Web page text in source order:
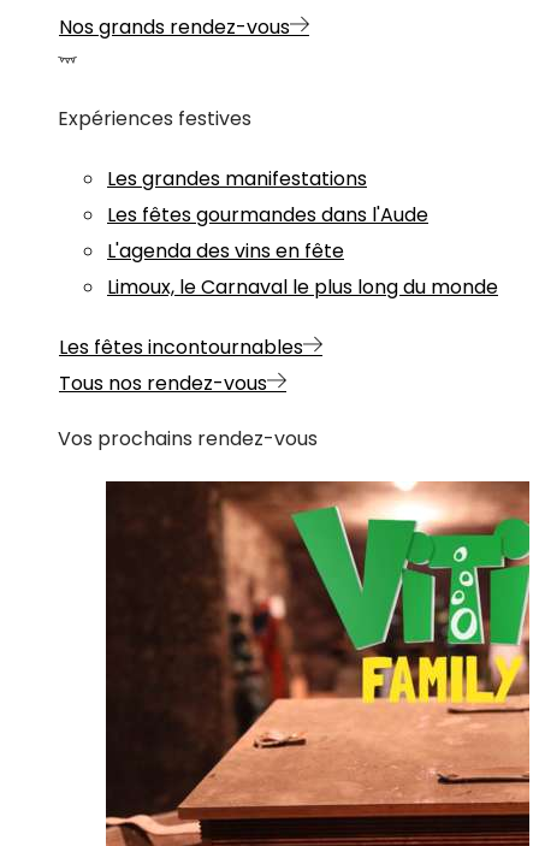
Nos grands rendez-vous
Expériences festives
Les grandes manifestations
Les fêtes gourmandes dans l'Aude
L'agenda des vins en fête
Limoux, le Carnaval le plus long du monde
Les fêtes incontournables
Tous nos rendez-vous
Vos prochains rendez-vous